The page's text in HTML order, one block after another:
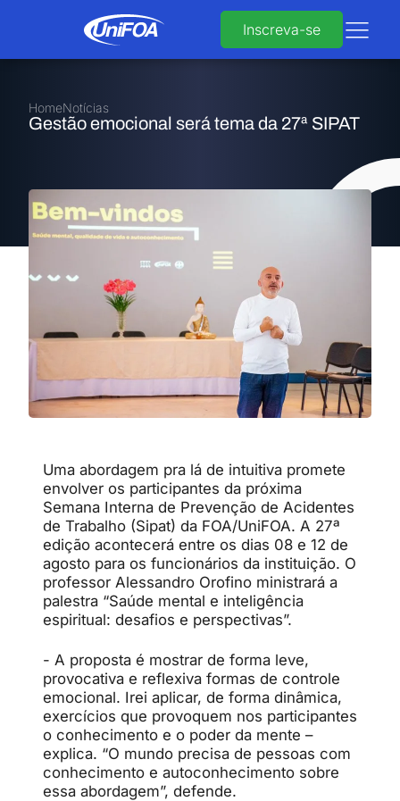
Inscreva-se
HomeNotícias
Gestão emocional será tema da 27ª SIPAT
Uma abordagem pra lá de intuitiva promete
envolver os participantes da próxima
Semana Interna de Prevenção de Acidentes
de Trabalho (Sipat) da FOA/UniFOA. A 27ª
edição acontecerá entre os dias 08 e 12 de
agosto para os funcionários da instituição. O
professor Alessandro Orofino ministrará a
palestra “Saúde mental e inteligência
espiritual: desafios e perspectivas”.
- A proposta é mostrar de forma leve,
provocativa e reflexiva formas de controle
emocional. Irei aplicar, de forma dinâmica,
exercícios que provoquem nos participantes
o conhecimento e o poder da mente –
explica. “O mundo precisa de pessoas com
conhecimento e autoconhecimento sobre
essa abordagem”, defende.